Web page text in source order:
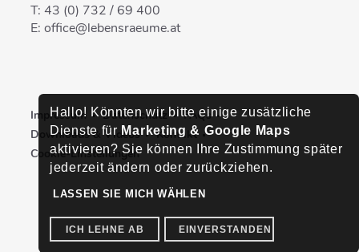
T:43 (0) 732 / 69 400
E:office@lebensraeume.at
Impressum Datenschutz
FAQs
Downloads & Videos
Kontakt
Cookie-Einstellungen
Hallo! Könnten wir bitte einige zusätzliche
Dienste für Marketing & Google Maps
aktivieren? Sie können Ihre Zustimmung später
jederzeit ändern oder zurückziehen.
LASSEN SIE MICH WÄHLEN
ICH LEHNE AB EINVERSTANDEN